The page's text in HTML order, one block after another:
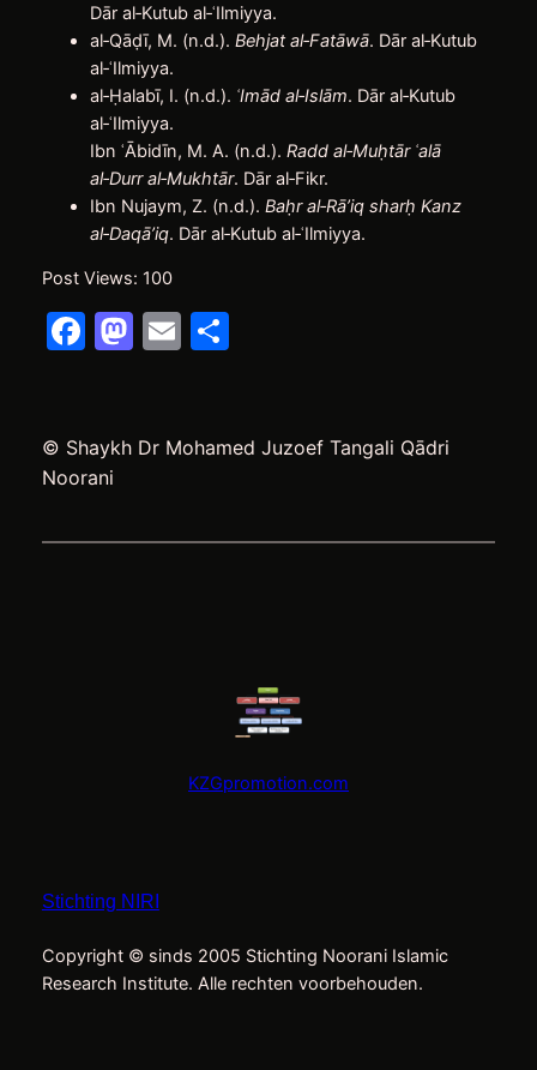
Dār al‑Kutub al‑ʿIlmiyya.
al‑Qāḍī, M. (n.d.). Behjat al‑Fatāwā. Dār al‑Kutub
al‑ʿIlmiyya.
al‑Ḥalabī, I. (n.d.). ʿImād al‑Islām. Dār al‑Kutub
al‑ʿIlmiyya.
Ibn ʿĀbidīn, M. A. (n.d.). Radd al‑Muḥtār ʿalā
al‑Durr al‑Mukhtār. Dār al‑Fikr.
Ibn Nujaym, Z. (n.d.). Baḥr al‑Rā’iq sharḥ Kanz
al‑Daqā’iq. Dār al‑Kutub al‑ʿIlmiyya.
Post Views: 100
Facebook
Mastodon
EmailDelen
© Shaykh Dr Mohamed Juzoef Tangali Qādri
Noorani
KZGpromotion.com
Stichting NIRI
Copyright © sinds 2005 Stichting Noorani Islamic
Research Institute. Alle rechten voorbehouden.